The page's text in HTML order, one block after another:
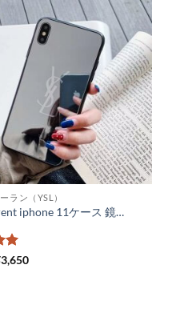
ラン（YSL）
saint laurent iphone 11ケース 鏡面 メンズ ルイヴィトン アイフォンケース11pro ペア LV iPhone11promax xs xr ケース ハイブランド ロゴ 激安 通販
の
3,650現